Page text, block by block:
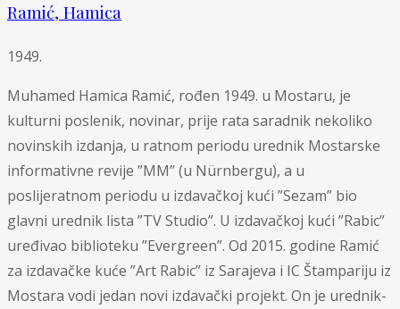
Ramić, Hamica
1949.
Muhamed Hamica Ramić, rođen 1949. u Mostaru, je
kulturni poslenik, novinar, prije rata saradnik nekoliko
novinskih izdanja, u ratnom periodu urednik Mostarske
informativne revije ”MM” (u Nürnbergu), a u
poslijeratnom periodu u izdavačkoj kući ”Sezam” bio
glavni urednik lista ”TV Studio”. U izdavačkoj kući ”Rabic”
uređivao biblioteku ”Evergreen”. Od 2015. godine Ramić
za izdavačke kuće ”Art Rabic” iz Sarajeva i IC Štampariju iz
Mostara vodi jedan novi izdavački projekt. On je urednik-